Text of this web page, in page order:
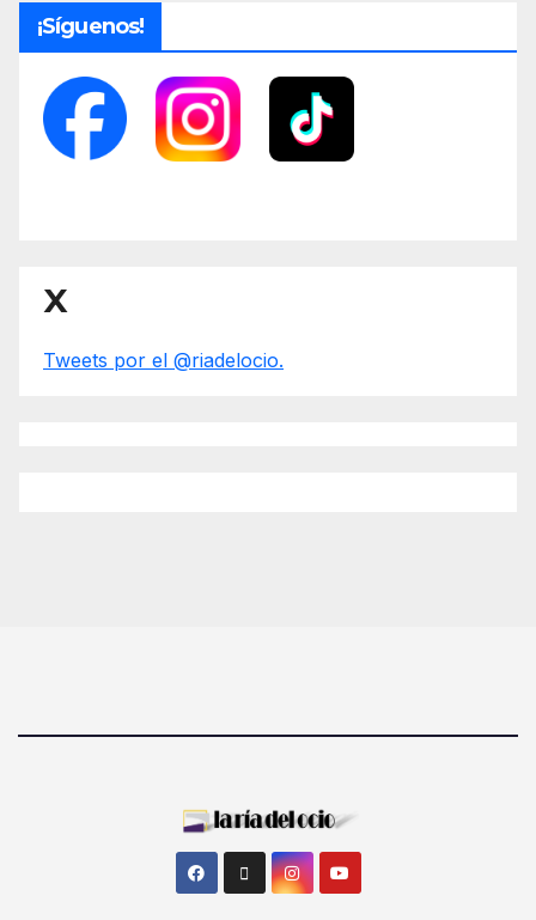
¡Síguenos!
X
Tweets por el @riadelocio.